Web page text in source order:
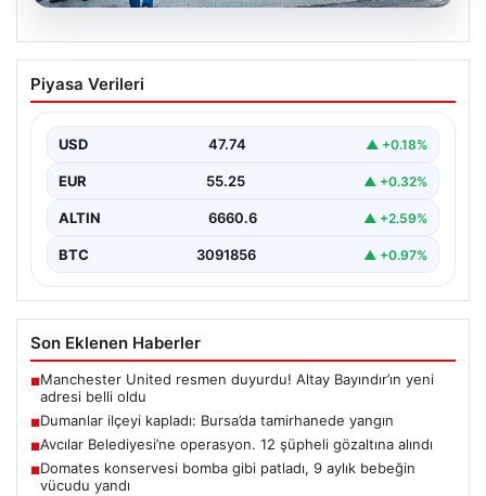
06.08.2026
Dumanlar ilçeyi kapladı: Bursa’da
tamirhanede yangın
Piyasa Verileri
USD 47.74 ▲ +0.18%
EUR 55.25 ▲ +0.32%
ALTIN 6660.6 ▲ +2.59%
BTC 3091856 ▲ +0.97%
Son Eklenen Haberler
■Manchester United resmen duyurdu! Altay Bayındır’ın yeni
adresi belli oldu
■Dumanlar ilçeyi kapladı: Bursa’da tamirhanede yangın
■Avcılar Belediyesi’ne operasyon. 12 şüpheli gözaltına alındı
■Domates konservesi bomba gibi patladı, 9 aylık bebeğin
vücudu yandı